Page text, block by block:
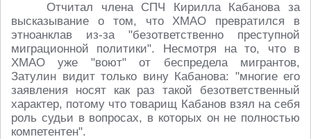
Отчитал члена СПЧ Кирилла Кабанова за
высказывание о том, что ХМАО превратился в
этноанклав из-за "безответственно преступной
миграционной политики". Несмотря на то, что в
ХМАО уже "воют" от беспредела мигрантов,
Затулин видит только вину Кабанова: "многие его
заявления носят как раз такой безответственный
характер, потому что товарищ Кабанов взял на себя
роль судьи в вопросах, в которых он не полностью
компетентен".